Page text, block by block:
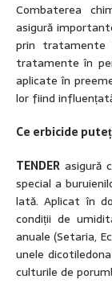
Combaterea
asigură
prin tratamente
tratamente în
aplicate în
lor fiind
Ce erbicide
TENDER asigură
special a
lată. Aplicat în
condiții de
anuale (Setaria,
unele
culturile de